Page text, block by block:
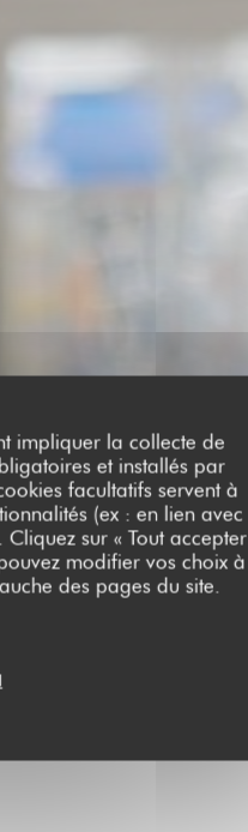
impliquer la collecte de
et installés par
facultatifs servent à
(ex : en lien avec
sur « Tout accepter
modifier vos choix à
des pages du site.